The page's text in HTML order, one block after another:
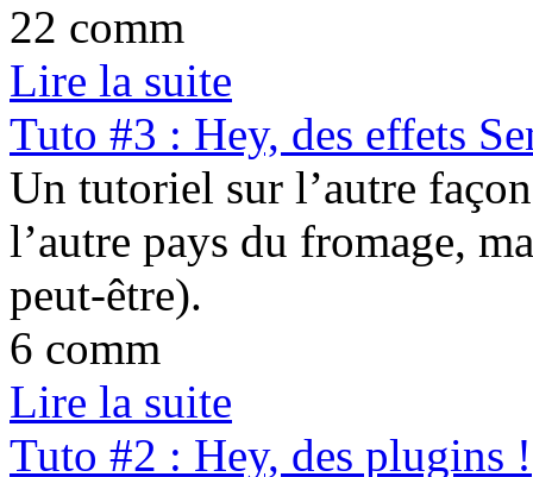
22 comm
Lire la suite
Tuto #3 : Hey, des effets
Un tutoriel sur l’autre
l’autre pays du fromage,
peut-être).
6 comm
Lire la suite
Tuto #2 : Hey, des plugins !